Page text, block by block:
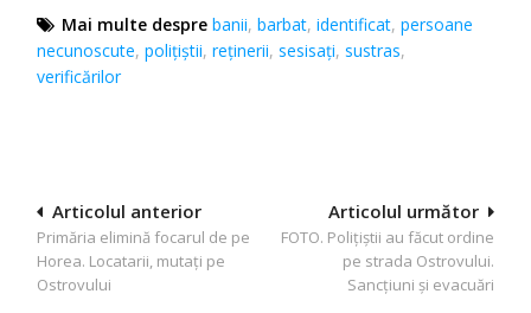
Mai multe despre banii,barbat,identificat,persoane
necunoscute,polițiștii,reținerii,sesisați,sustras,
verificărilor
Navigare
în
articole
Articolul următor
FOTO. Polițiștii au făcut ordine
pe strada Ostrovului.
Sancțiuni și evacuări
Articolul anterior
Primăria elimină focarul de pe
Horea. Locatarii, mutați pe
Ostrovului